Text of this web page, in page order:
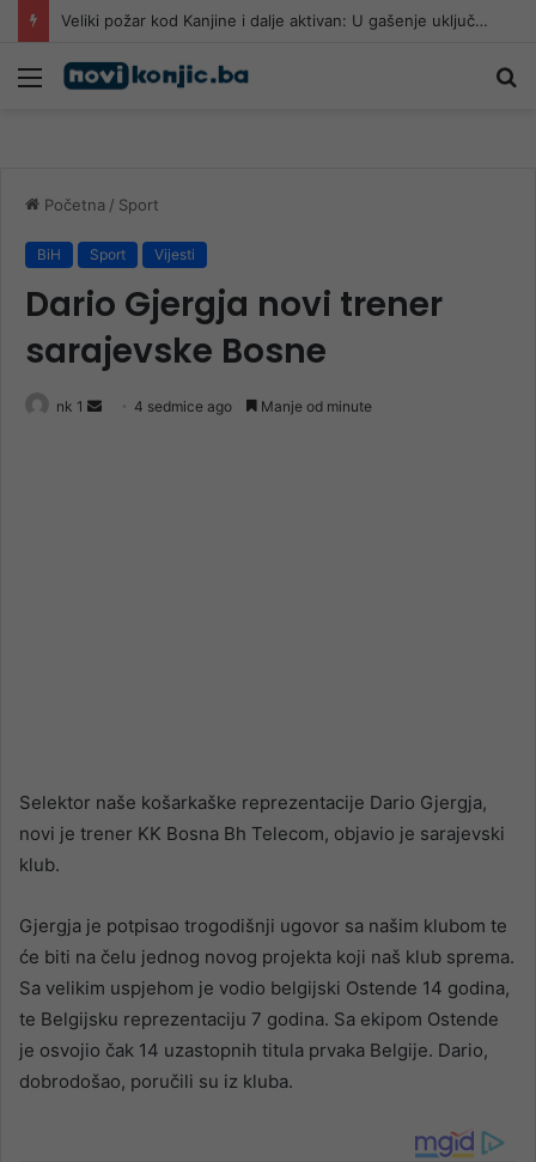
Veliki požar kod Kanjine i dalje aktivan: U gašenje uključen i helikopter Oružanih snaga BiH
Meni
Početna / Sport
BiH Sport Vijesti
Dario Gjergja novi trener
sarajevske Bosne
nk 1
Send 4 sedmice ago Manje od minute
Selektor naše košarkaške reprezentacije Dario Gjergja,
novi je trener KK Bosna Bh Telecom, objavio je sarajevski
klub.
Gjergja je potpisao trogodišnji ugovor sa našim klubom te
će biti na čelu jednog novog projekta koji naš klub sprema.
Sa velikim uspjehom je vodio belgijski Ostende 14 godina,
te Belgijsku reprezentaciju 7 godina. Sa ekipom Ostende
je osvojio čak 14 uzastopnih titula prvaka Belgije. Dario,
dobrodošao, poručili su iz kluba.